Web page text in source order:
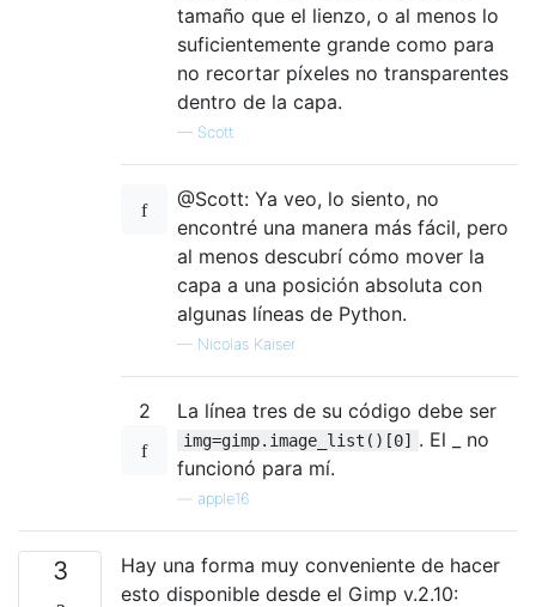
tamaño que el lienzo, o al menos lo
suficientemente grande como para
no recortar píxeles no transparentes
dentro de la capa.
— Scott
@Scott: Ya veo, lo siento, no
encontré una manera más fácil, pero
al menos descubrí cómo mover la
capa a una posición absoluta con
algunas líneas de Python.
— Nicolas Kaiser
2 La línea tres de su código debe ser
img=gimp.image_list()[0]
. El _ no
funcionó para mí.
apple16
3
Hay una forma muy conveniente de hacer
esto disponible desde el Gimp v.2.10: